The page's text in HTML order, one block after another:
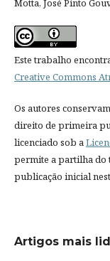
Motta, José Pinto
Este trabalho
Creative Commons
Os autores
direito de primeira
licenciado sob a
permite a partilha do
publicação inicial
Artigos mais